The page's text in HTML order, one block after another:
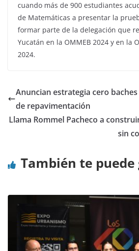
cuando más de 900 estudiantes
de Matemáticas a presentar la
formar parte de la delegación que
Yucatán en la OMMEB 2024 y en la
2024.
Anuncian estrategia cero
de repavimentación
Llama Rommel Pacheco a
sin
También te